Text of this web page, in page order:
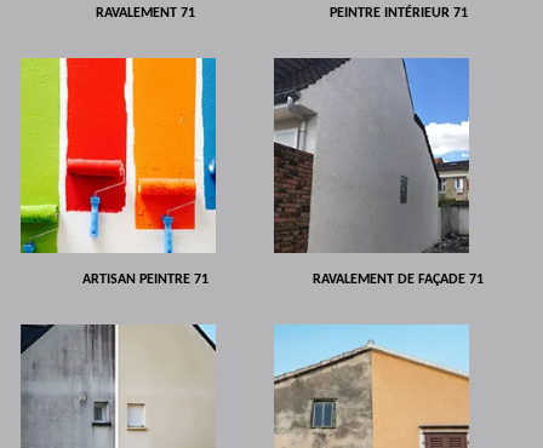
RAVALEMENT 71 PEINTRE INTÉRIEUR 71
ARTISAN PEINTRE 71 RAVALEMENT DE FAÇADE 71